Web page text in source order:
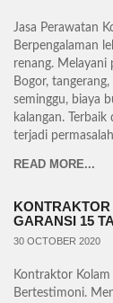
Jasa Perawatan
Berpengalaman
renang.
Bogor,
seminggu, biaya
kalangan.
terjadi
READ MORE...
GARANSI 15
30 OCTOBER 2020
Kontraktor Kolam
Bertestimoni.